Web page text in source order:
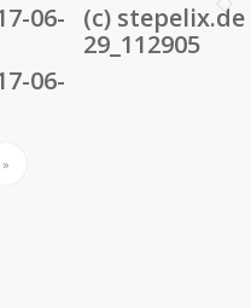
06-
(c) stepelix.de
29_112905
06-
»